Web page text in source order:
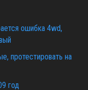
ошибка 4wd,
протестировать на
год